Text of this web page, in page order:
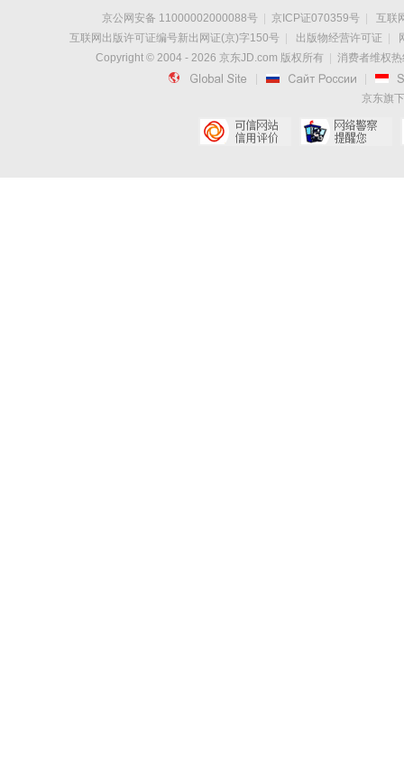
京公网安备 11000002000088号 京ICP证070359号
互联
互联网出版许可证编号新出网证(京)字150号
出版物经营许可证
Copyright © 2004 - 2026 京东JD.com 版权所有 消费者维权
 
京东旗